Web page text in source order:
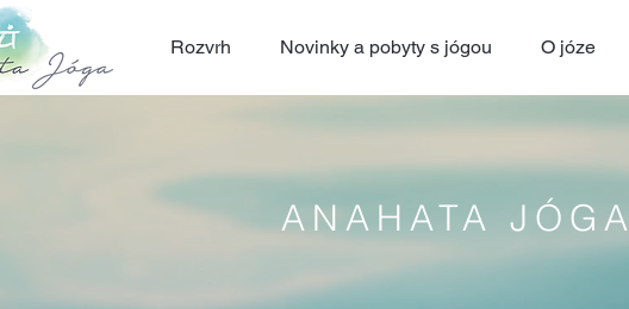
Rozvrh Novinky a pobyty s jógou O józe
ANAHATA JÓGA